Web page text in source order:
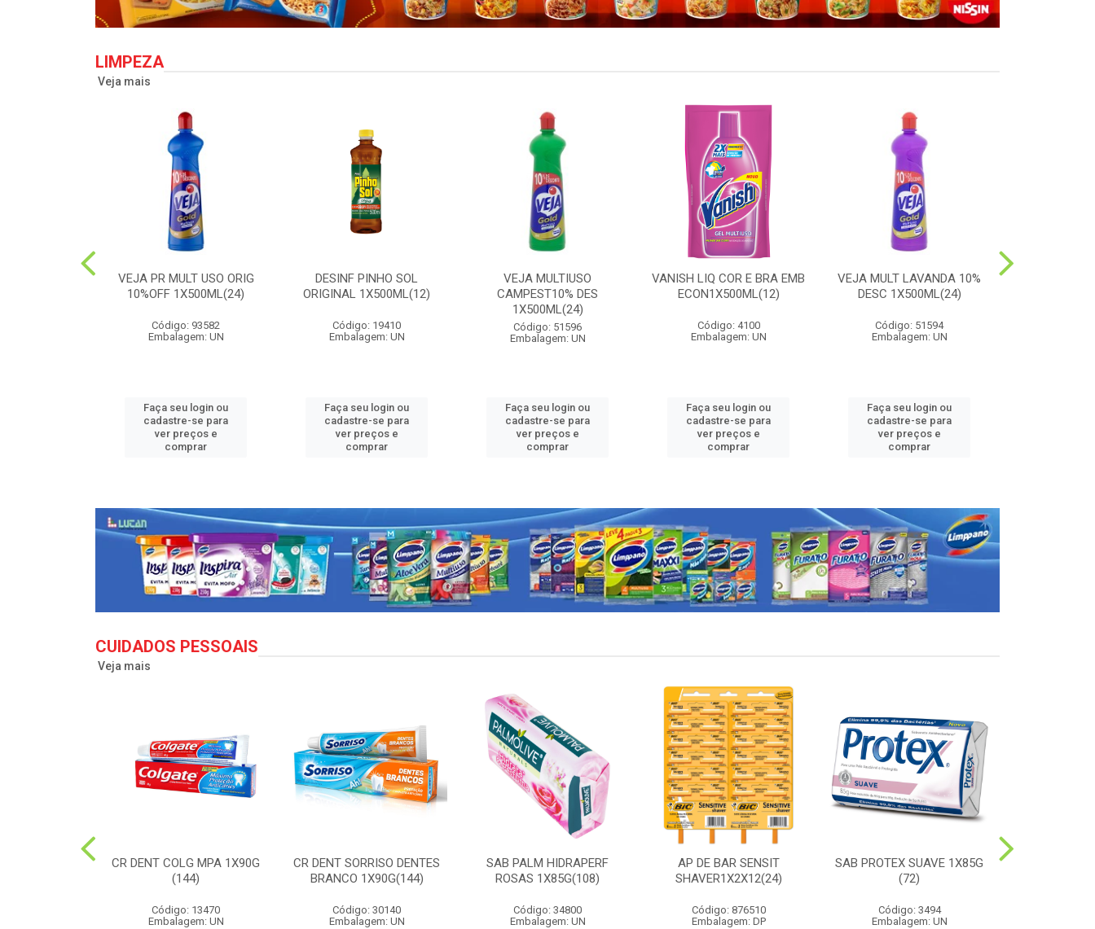
LIMPEZA
Veja mais
VEJA PR MULT USO ORIG
10%OFF 1X500ML(24)
Código: 93582
Embalagem: UN
Faça seu login ou
cadastre-se para
ver preços e
comprar
DESINF PINHO SOL
ORIGINAL 1X500ML(12)
Código: 19410
Embalagem: UN
Faça seu login ou
cadastre-se para
ver preços e
comprar
VEJA MULTIUSO
CAMPEST10% DES
1X500ML(24)
Código: 51596
Embalagem: UN
Faça seu login ou
cadastre-se para
ver preços e
comprar
VANISH LIQ COR E BRA EMB
ECON1X500ML(12)
Código: 4100
Embalagem: UN
Faça seu login ou
cadastre-se para
ver preços e
comprar
VEJA MULT LAVANDA 10%
DESC 1X500ML(24)
Código: 51594
Embalagem: UN
Faça seu login ou
cadastre-se para
ver preços e
comprar
CUIDADOS PESSOAIS
Veja mais
CR DENT COLG MPA 1X90G
(144)
Código: 13470
Embalagem: UN
CR DENT SORRISO DENTES
BRANCO 1X90G(144)
Código: 30140
Embalagem: UN
SAB PALM HIDRAPERF
ROSAS 1X85G(108)
Código: 34800
Embalagem: UN
AP DE BAR SENSIT
SHAVER1X2X12(24)
Código: 876510
Embalagem: DP
SAB PROTEX SUAVE 1X85G
(72)
Código: 3494
Embalagem: UN